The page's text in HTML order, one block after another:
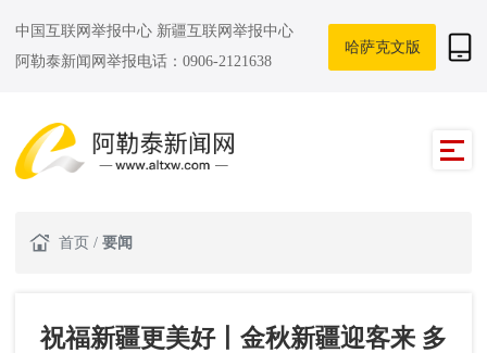
中国互联网举报中心 新疆互联网举报中心
阿勒泰新闻网举报电话：0906-2121638
哈萨克文版
首页 / 要闻
祝福新疆更美好丨金秋新疆迎客来 多